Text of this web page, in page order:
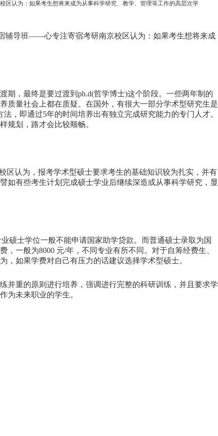
认为：如果考生想将来成为从事科学研究、教学、管理等工作的高层次学
辅导班——心专注寄宿考研南京校区认为：如果考生想将来成
，最终是要过渡到ph.d(哲学博士)这个阶段。一些两年制的
质量社会上都在质疑。在国外，有很大一部分学术型研究生是
，即通过5年的时间培养出有独立完成研究能力的专门人才。
划，路才会比较顺畅。
认为，报考学术型硕士要求考生的基础知识较为扎实，并有
如有些考生计划完成硕士学业后继续深造或从事科学研究，显
硕士学位一般不能申请国家助学贷款。而普通硕士录取为国
一般为8000 元/年，不同专业有所不同。对于自筹经费生、
如果学费对自己有压力的话建议选择学术型硕士。
重的原则进行培养，强调进行完整的科研训练，并且要求学
为未来职业的学生。